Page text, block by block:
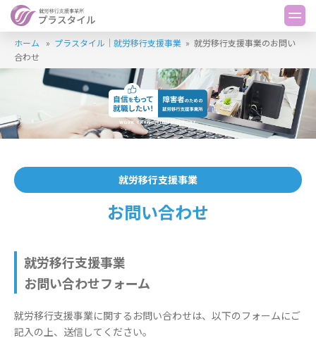
ホーム » プラスタイル｜就労移行支援事業 » 就労移行支援事業のお問い
合わせ
就労移行支援事業
お問い合わせ
就労移行支援事業
お問い合わせフォーム
就労移行支援事業に関するお問い合わせは、以下のフォームにご
記入の上、送信してください。